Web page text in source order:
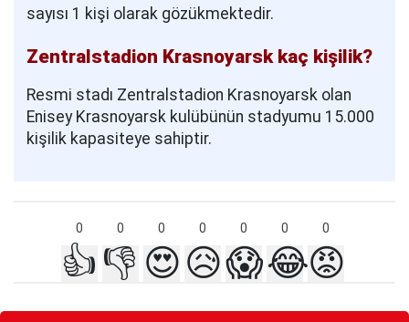
sayısı 1 kişi olarak gözükmektedir.
Zentralstadion Krasnoyarsk kaç kişilik?
Resmi stadı Zentralstadion Krasnoyarsk olan
Enisey Krasnoyarsk kulübünün stadyumu 15.000
kişilik kapasiteye sahiptir.
0 0 0 0 0 0 0
👍 👎 😍😥😱😂😡